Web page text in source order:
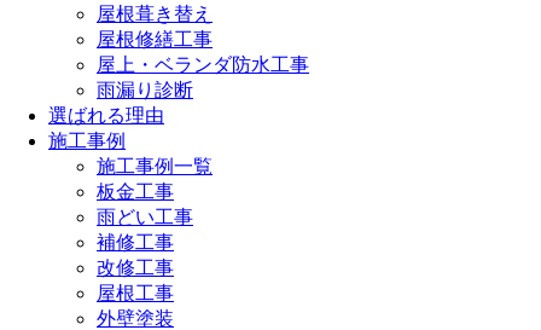
屋根葺き替え
屋根修繕工事
屋上・ベランダ防水工事
雨漏り診断
選ばれる理由
施工事例
施工事例一覧
板金工事
雨どい工事
補修工事
改修工事
屋根工事
外壁塗装